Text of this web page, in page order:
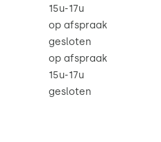
15u-17u
op afspraak
gesloten
op afspraak
15u-17u
gesloten